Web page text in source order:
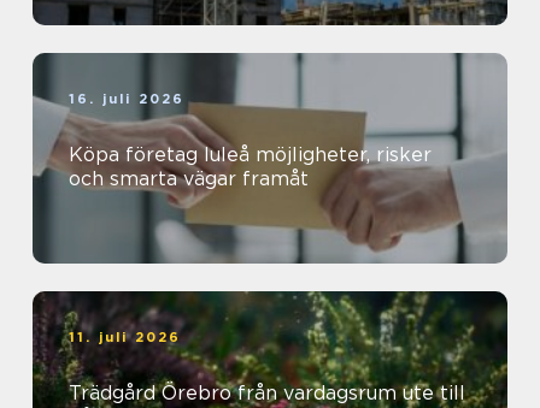
16. juli 2026
Köpa företag luleå möjligheter, risker
och smarta vägar framåt
11. juli 2026
Trädgård Örebro från vardagsrum ute till